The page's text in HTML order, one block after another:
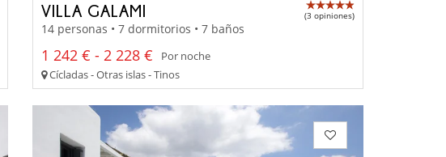
VILLA GALAMI (3 opiniones)
14 personas • 7 dormitorios • 7 baños
1 242 € - 2 228 €
Por noche
Cícladas - Otras islas - Tinos